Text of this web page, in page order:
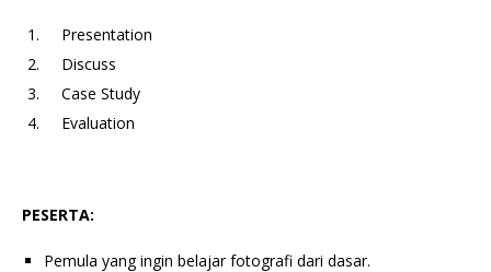
Presentation
Discuss
Case Study
Evaluation
PESERTA:
Pemula yang ingin belajar fotografi dari dasar.